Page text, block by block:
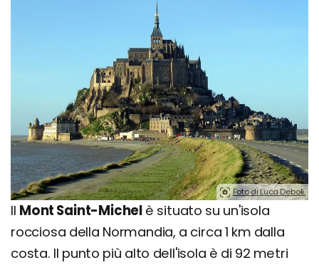
Foto di Luca Deboli.
Il Mont Saint-Michel è situato su un'isola
rocciosa della Normandia, a circa 1 km dalla
costa. Il punto più alto dell'isola è di 92 metri